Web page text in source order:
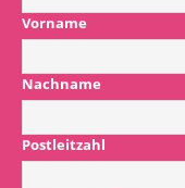
Vorname
Nachname
Postleitzahl